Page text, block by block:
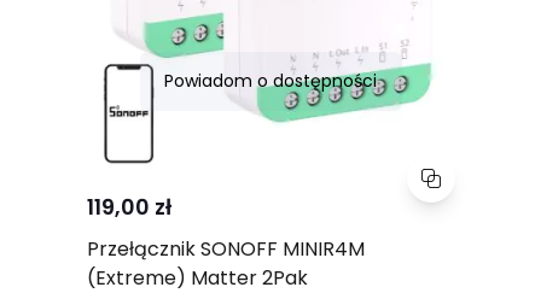
Powiadom o dostępności
119,00 zł
Przełącznik SONOFF MINIR4M
(Extreme) Matter 2Pak